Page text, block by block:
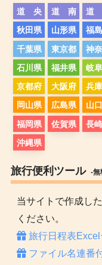
道 央 道 南 道
秋田県
山形県 福
千葉県
東京都 神奈
石川県
福井県 岐
京都府
大阪府 兵
岡山県
広島県 山
福岡県
佐賀県 長
沖縄県
旅行便利ツール -無
当サイトで作成し
ください。
旅行日程表Excel
ファイル名連番